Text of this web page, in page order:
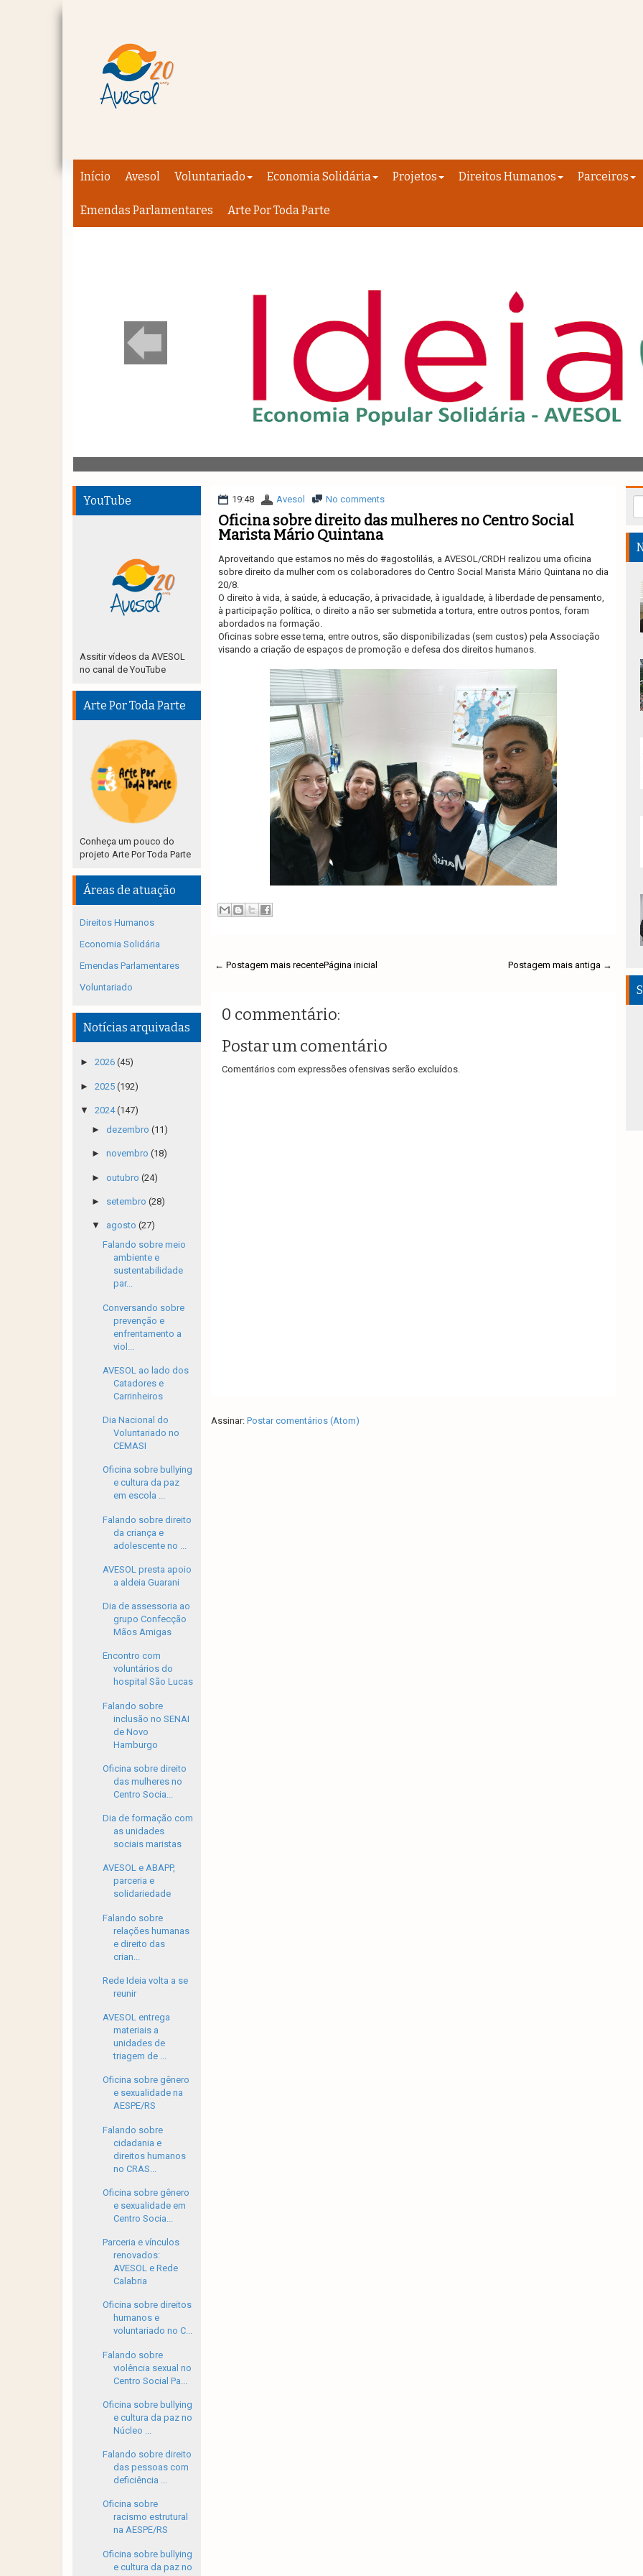
Início Avesol Voluntariado Economia Solidária Projetos Direitos Humanos Parceiros
Emendas Parlamentares Arte Por Toda Parte
19:48 Avesol No comments
Oficina sobre direito das mulheres no Centro Social
Marista Mário Quintana
Aproveitando que estamos no mês do #agostolilás, a AVESOL/CRDH realizou uma oficina
sobre direito da mulher com os colaboradores do Centro Social Marista Mário Quintana no dia
20/8.
O direito à vida, à saúde, à educação, à privacidade, à igualdade, à liberdade de pensamento,
à participação política, o direito a não ser submetida a tortura, entre outros pontos, foram
abordados na formação.
Oficinas sobre esse tema, entre outros, são disponibilizadas (sem custos) pela Associação
visando a criação de espaços de promoção e defesa dos direitos humanos.
← Postagem mais recente Postagem mais antiga →
Página inicial
0 commentário:
Postar um comentário
Comentários com expressões ofensivas serão excluídos.
Assinar: Postar comentários (Atom)
YouTube
Assitir vídeos da AVESOL
no canal de YouTube
Arte Por Toda Parte
Conheça um pouco do
projeto Arte Por Toda Parte
Áreas de atuação
Direitos Humanos
Economia Solidária
Emendas Parlamentares
Voluntariado
Notícias arquivadas
► 2026 (45)
► 2025 (192)
▼ 2024(147)
► dezembro (11)
► novembro (18)
► outubro (24)
► setembro (28)
▼ agosto (27)
Falando sobre meio
ambiente e
sustentabilidade
par...
Conversando sobre
prevenção e
enfrentamento a
viol...
AVESOL ao lado dos
Catadores e
Carrinheiros
Dia Nacional do
Voluntariado no
CEMASI
Oficina sobre bullying
e cultura da paz
em escola ...
Falando sobre direito
da criança e
adolescente no ...
AVESOL presta apoio
a aldeia Guarani
Dia de assessoria ao
grupo Confecção
Mãos Amigas
Encontro com
voluntários do
hospital São Lucas
Falando sobre
inclusão no SENAI
de Novo
Hamburgo
Oficina sobre direito
das mulheres no
Centro Socia...
Dia de formação com
as unidades
sociais maristas
AVESOL e ABAPP,
parceria e
solidariedade
Falando sobre
relações humanas
e direito das
crian...
Rede Ideia volta a se
reunir
AVESOL entrega
materiais a
unidades de
triagem de ...
Oficina sobre gênero
e sexualidade na
AESPE/RS
Falando sobre
cidadania e
direitos humanos
no CRAS...
Oficina sobre gênero
e sexualidade em
Centro Socia...
Parceria e vínculos
renovados:
AVESOL e Rede
Calabria
Oficina sobre direitos
humanos e
voluntariado no C...
Falando sobre
violência sexual no
Centro Social Pa...
Oficina sobre bullying
e cultura da paz no
Núcleo ...
Falando sobre direito
das pessoas com
deficiência ...
Oficina sobre
racismo estrutural
na AESPE/RS
Oficina sobre bullying
e cultura da paz no